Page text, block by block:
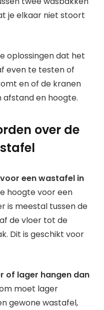
je elkaar niet stoort
oplossingen dat het
even te testen of
en of de kranen
afstand en hoogte.
over de
een wastafel in
hoogte voor een
is meestal tussen de
de vloer tot de
Dit is geschikt voor
of lager hangen dan
moet lager
gewone wastafel,